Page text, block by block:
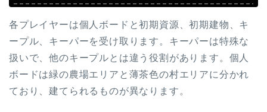
各プレイヤーは個人ボードと初期資源、初期建物、キ
ープル、キーパーを受け取ります。キーパーは特殊な
扱いで、他のキープルとは違う役割があります。個人
ボードは緑の農場エリアと薄茶色の村エリアに分かれ
ており、建てられるものが異なります。